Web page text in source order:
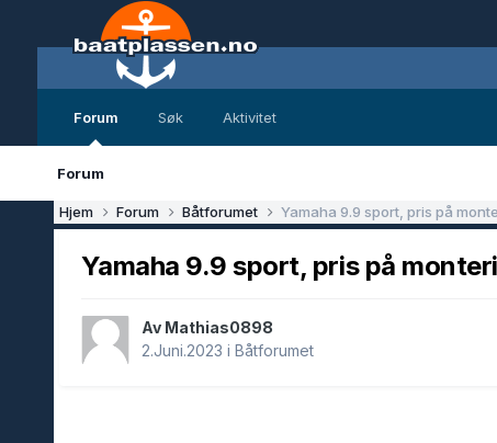
Forum
Forum
Søk Aktivitet
Hjem Forum Båtforumet Yamaha 9.9 sport, pris på
Yamaha 9.9 sport, pris på
Av Mathias0898
2.Juni.2023 i Båtforumet